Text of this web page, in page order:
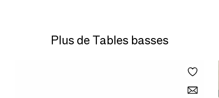
Plus de Tables basses